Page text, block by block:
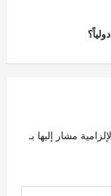
مشار إليها بـ